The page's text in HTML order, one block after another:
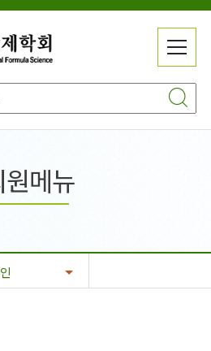
전
메
뉴
메
기
메뉴